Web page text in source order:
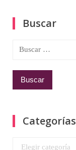
Buscar
Buscar:
Categorías
Categorías